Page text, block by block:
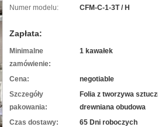
Numer modelu:
CFM-C-1-3T / H
Zapłata:
Minimalne
zamówienie:
1 kawałek
Cena:
negotiable
Szczegóły
pakowania:
Folia z tworzywa
drewniana obudowa
Czas dostawy:
65 Dni roboczych